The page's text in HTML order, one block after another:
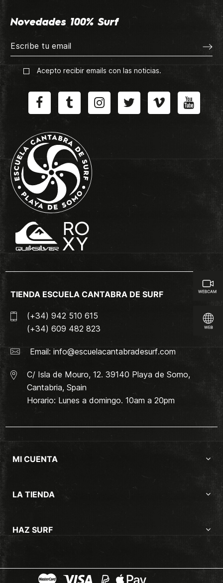
Novedades 100% Surf
Acepto recibir emails con las noticias.
TIENDA ESCUELA CANTABRA DE SURF
(+34) 942 510 615
(+34) 609 482 823
Email: info@escuelacantabradesurf.com
C/ Isla de Mouro, 12. 39140 Playa de Somo,
Cantabria, Spain
Horario: Lunes a domingo. 10am a 20pm
MI CUENTA
LA TIENDA
HAZ SURF